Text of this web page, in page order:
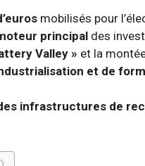
mobilisés pour
principal des
Valley » et la
et de
infrastructures de